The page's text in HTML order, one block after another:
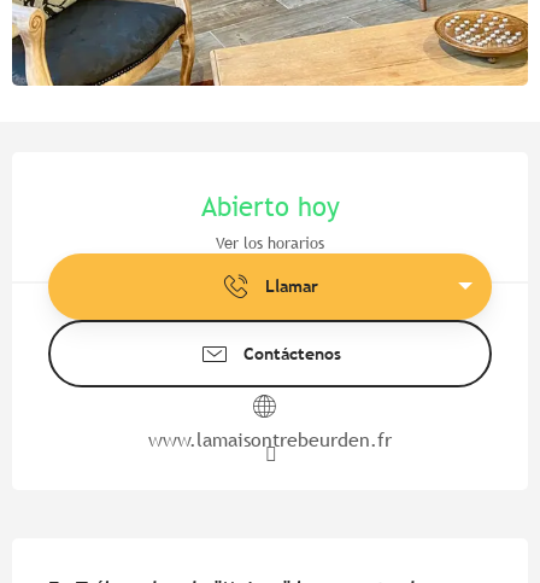
Abierto hoy
Ver los horarios
Llamar
Contáctenos
www.lamaisontrebeurden.fr